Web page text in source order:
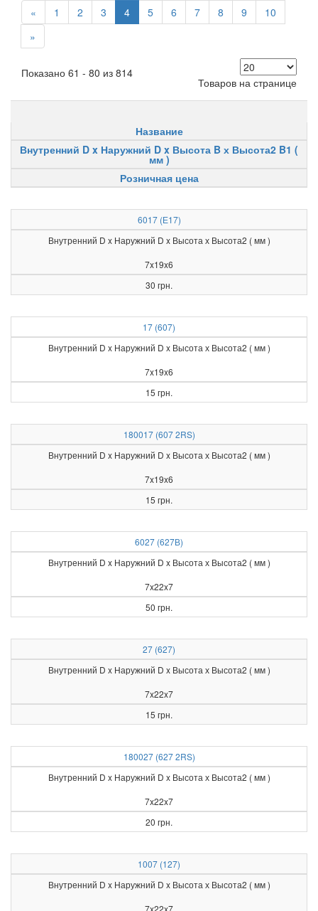
« 1 2 3 4 5 6 7 8 9
10
»
Показано 61 - 80 из 814
Товаров на странице
Название
Внутренний D x Наружний D x Высота B х Высота2 B1 (
мм )
Розничная цена
6017 (Е17)
Внутренний D x Наружний D x Высота х Высота2 ( мм )
7x19x6
30 грн.
17 (607)
Внутренний D x Наружний D x Высота х Высота2 ( мм )
7x19x6
15 грн.
180017 (607 2RS)
Внутренний D x Наружний D x Высота х Высота2 ( мм )
7x19x6
15 грн.
6027 (627В)
Внутренний D x Наружний D x Высота х Высота2 ( мм )
7x22x7
50 грн.
27 (627)
Внутренний D x Наружний D x Высота х Высота2 ( мм )
7x22x7
15 грн.
180027 (627 2RS)
Внутренний D x Наружний D x Высота х Высота2 ( мм )
7x22x7
20 грн.
1007 (127)
Внутренний D x Наружний D x Высота х Высота2 ( мм )
7x22x7